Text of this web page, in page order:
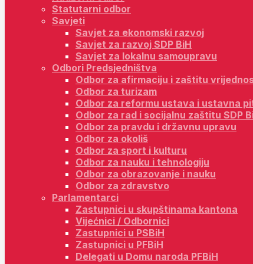
Statutarni odbor
Savjeti
Savjet za ekonomski razvoj
Savjet za razvoj SDP BiH
Savjet za lokalnu samoupravu
Odbori Predsjedništva
Odbor za afirmaciju i zaštitu
Odbor za turizam
Odbor za reformu ustava i ustavna
Odbor za rad i socijalnu zaštitu SDP
Odbor za pravdu i državnu upravu
Odbor za okoliš
Odbor za sport i kulturu
Odbor za nauku i tehnologiju
Odbor za obrazovanje i nauku
Odbor za zdravstvo
Parlamentarci
Zastupnici u skupštinama kantona
Vijećnici / Odbornici
Zastupnici u PSBiH
Zastupnici u PFBiH
Delegati u Domu naroda PFBiH